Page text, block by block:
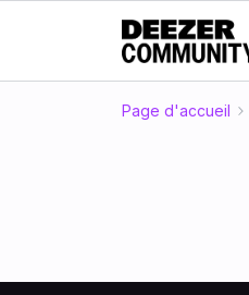
Page d'accueil